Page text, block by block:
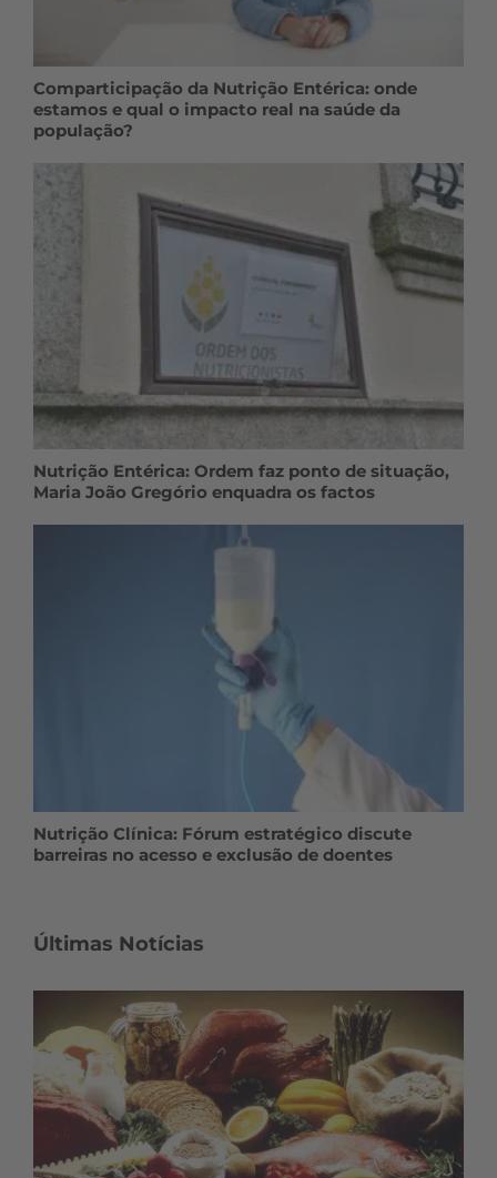
Comparticipação da Nutrição Entérica: onde
estamos e qual o impacto real na saúde da
população?
Nutrição Entérica: Ordem faz ponto de situação,
Maria João Gregório enquadra os factos
Nutrição Clínica: Fórum estratégico discute
barreiras no acesso e exclusão de doentes
Últimas Notícias